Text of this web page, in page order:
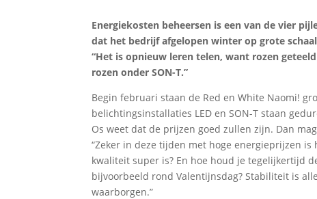
Energiekosten beheersen is een van de vier
dat het bedrijf afgelopen winter op grote
“Het is opnieuw leren telen, want rozen
rozen onder SON-T.”
Begin februari staan de Red en White Naomi!
belichtingsinstallaties LED en SON-T staan
Os weet dat de prijzen goed zullen zijn. Dan
“Zeker in deze tijden met hoge energieprijzen
kwaliteit super is? En hoe houd je tegelijkertijd
bijvoorbeeld rond Valentijnsdag? Stabiliteit is
waarborgen.”